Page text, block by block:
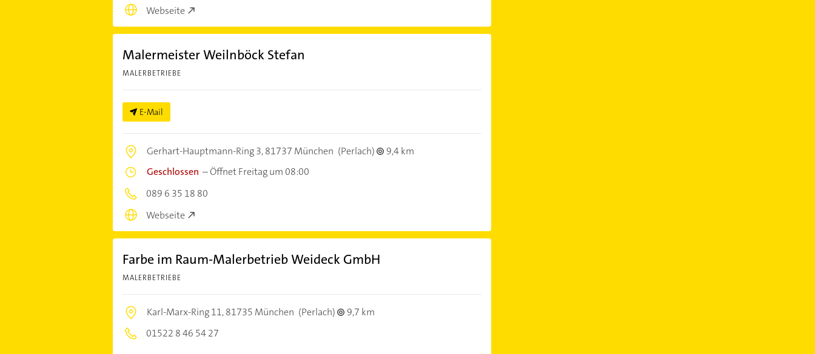
Webseite
Malermeister Weilnböck Stefan
MALERBETRIEBE
E-Mail
Gerhart-Hauptmann-Ring 3,81737 München (Perlach)
9,4 km
Geschlossen –Öffnet Freitag um 08:00
089 6 35 18 80
Webseite
Farbe im Raum-Malerbetrieb Weideck GmbH
MALERBETRIEBE
Karl-Marx-Ring 11,81735 München (Perlach)
9,7 km
01522 8 46 54 27